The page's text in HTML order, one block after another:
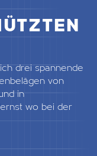
drei spannende
von
in
wo bei der